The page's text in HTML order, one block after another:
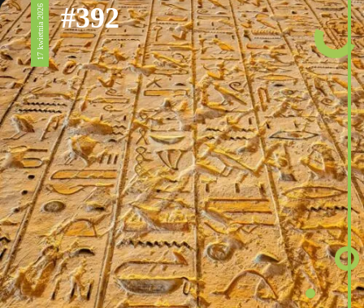
17 kwietnia 2026 #392